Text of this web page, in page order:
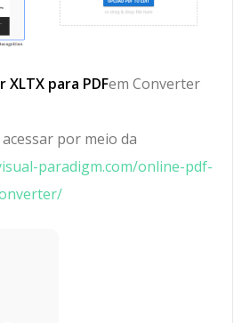
XLTX para PDFem Converter
por meio da
paradigm.com/online-pdf-